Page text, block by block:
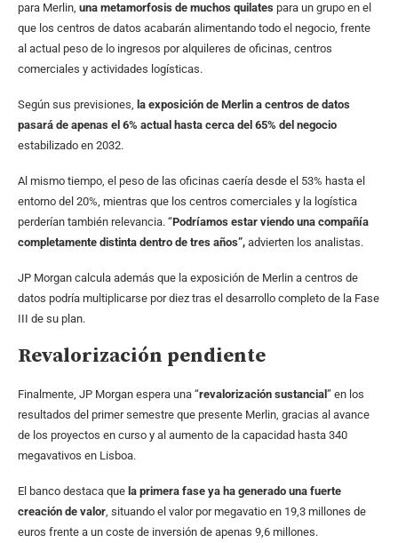
para Merlin, una metamorfosis de muchos quilates para un grupo en el
que los centros de datos acabarán alimentando todo el negocio, frente
al actual peso de lo ingresos por alquileres de oficinas, centros
comerciales y actividades logísticas.
Según sus previsiones, la exposición de Merlin a centros de datos
pasará de apenas el 6% actual hasta cerca del 65% del negocio
estabilizado en 2032.
Al mismo tiempo, el peso de las oficinas caería desde el 53% hasta el
entorno del 20%, mientras que los centros comerciales y la logística
perderían también relevancia. “Podríamos estar viendo una compañía
completamente distinta dentro de tres años”, advierten los analistas.
JP Morgan calcula además que la exposición de Merlin a centros de
datos podría multiplicarse por diez tras el desarrollo completo de la Fase
III de su plan.
Revalorización pendiente
Finalmente, JP Morgan espera una “revalorización sustancial ” en los
resultados del primer semestre que presente Merlin, gracias al avance
de los proyectos en curso y al aumento de la capacidad hasta 340
megavativos en Lisboa.
El banco destaca que la primera fase ya ha generado una fuerte
creación de valor, situando el valor por megavatio en 19,3 millones de
euros frente a un coste de inversión de apenas 9,6 millones.